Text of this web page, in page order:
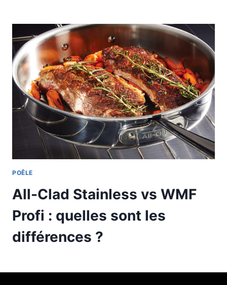
POÊLE
All-Clad Stainless vs WMF
Profi : quelles sont les
différences ?